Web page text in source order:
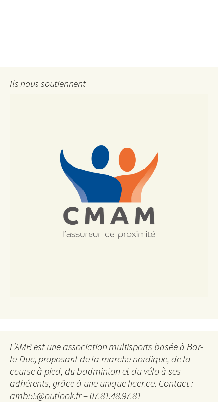
Ils nous soutiennent
L’AMB est une association multisports basée à Bar-
le-Duc, proposant de la marche nordique, de la
course à pied, du badminton et du vélo à ses
adhérents, grâce à une unique licence. Contact :
amb55@outlook.fr – 07.81.48.97.81